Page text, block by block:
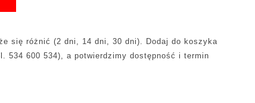
się różnić (2 dni, 14 dni, 30 dni). Dodaj do koszyka
534 600 534), a potwierdzimy dostępność i termin